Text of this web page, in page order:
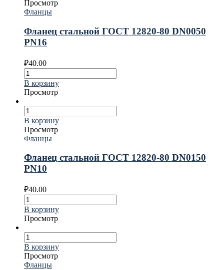
Просмотр
Фланцы
Фланец стальной ГОСТ 12820-80 DN0050
PN16
₽40.00
В корзину
Просмотр
В корзину
Просмотр
Фланцы
Фланец стальной ГОСТ 12820-80 DN0150
PN10
₽40.00
В корзину
Просмотр
В корзину
Просмотр
Фланцы